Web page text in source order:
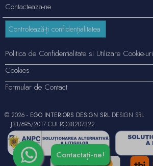
Contacteaza-ne
Controlează-ți confidențialitatea
Politica de Confidentialitate si Utilizare Cookie-uri
Cookies
Formular de Contact
© 2026 - EGO INTERIORS DESIGN SRLDESIGN SRL.
J31/695/2017 CUI RO38207322
Contactați-ne!